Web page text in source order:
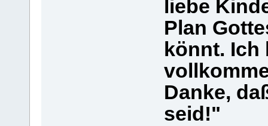
liebe
Plan
könnt.
Danke,
seid!"